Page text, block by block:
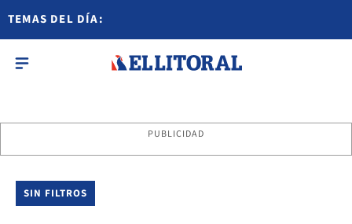
TEMAS DEL DÍA:
PUBLICIDAD
SIN FILTROS